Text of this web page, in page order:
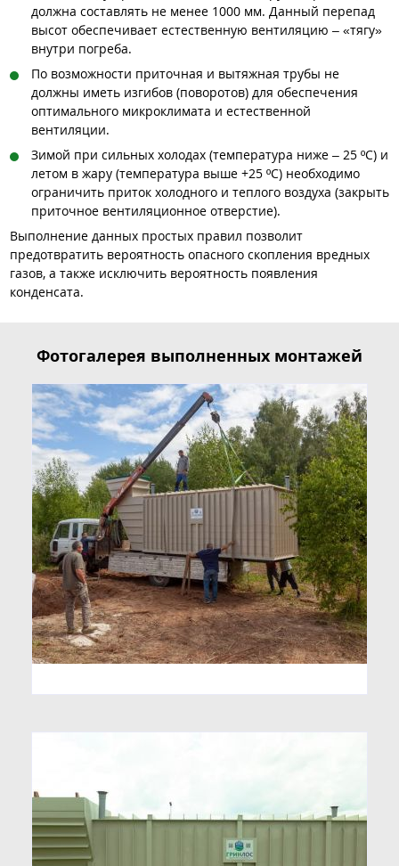
должна составлять не менее 1000 мм. Данный перепад
высот обеспечивает естественную вентиляцию – «тягу»
внутри погреба.
По возможности приточная и вытяжная трубы не
должны иметь изгибов (поворотов) для обеспечения
оптимального микроклимата и естественной
вентиляции.
Зимой при сильных холодах (температура ниже – 25 ºC) и
летом в жару (температура выше +25 ºC) необходимо
ограничить приток холодного и теплого воздуха (закрыть
приточное вентиляционное отверстие).
Выполнение данных простых правил позволит
предотвратить вероятность опасного скопления вредных
газов, а также исключить вероятность появления
конденсата.
Фотогалерея выполненных монтажей